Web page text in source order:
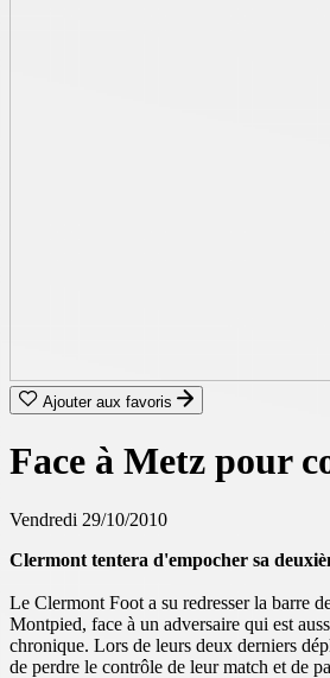
Ajouter aux favoris
Face à Metz pour
Vendredi 29/10/2010
Clermont tentera d'empocher sa
Le Clermont Foot a su redresser la barre
Montpied, face à un adversaire qui est
chronique. Lors de leurs deux derniers
de perdre le contrôle de leur match et de